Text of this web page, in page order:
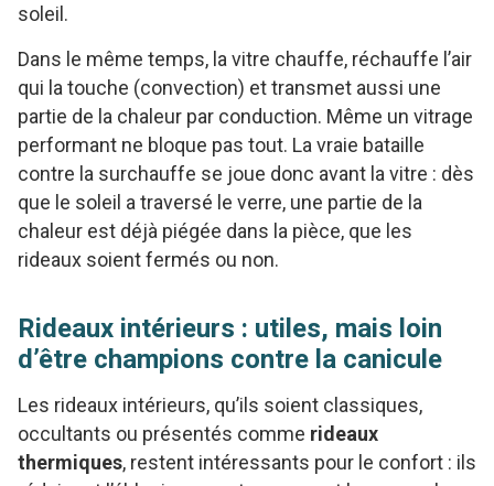
soleil.
Dans le même temps, la vitre chauffe, réchauffe l’air
qui la touche (convection) et transmet aussi une
partie de la chaleur par conduction. Même un vitrage
performant ne bloque pas tout. La vraie bataille
contre la surchauffe se joue donc avant la vitre : dès
que le soleil a traversé le verre, une partie de la
chaleur est déjà piégée dans la pièce, que les
rideaux soient fermés ou non.
Rideaux intérieurs : utiles, mais loin
d’être champions contre la canicule
Les rideaux intérieurs, qu’ils soient classiques,
occultants ou présentés comme rideaux
thermiques, restent intéressants pour le confort : ils